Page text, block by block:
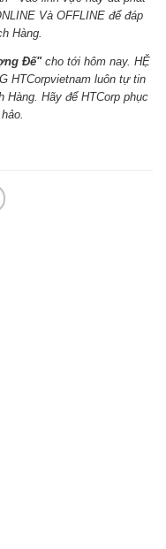
Và OFFLINE để đáp
Hàng.
Đế"cho tới hôm nay. HỆ
HTCorpvietnam luôn tự tin
Hàng. Hãy để HTCorp phục